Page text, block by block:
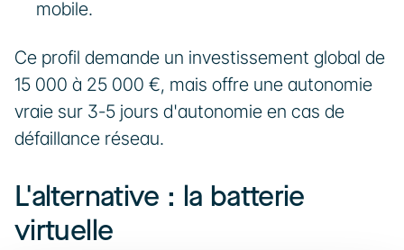
mobile.
Ce profil demande un investissement global de
15 000 à 25 000 €, mais offre une autonomie
vraie sur 3-5 jours d'autonomie en cas de
défaillance réseau.
L'alternative : la batterie
virtuelle